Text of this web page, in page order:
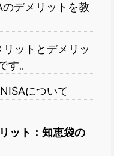
デメリットを教
ットとデメリッ
す。
について
ット：知恵袋の